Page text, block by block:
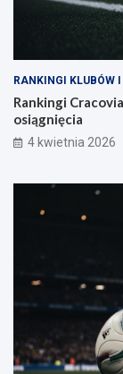
RANKINGI KLUBÓW I
Rankingi
osiągnięcia
4 kwietnia 2026